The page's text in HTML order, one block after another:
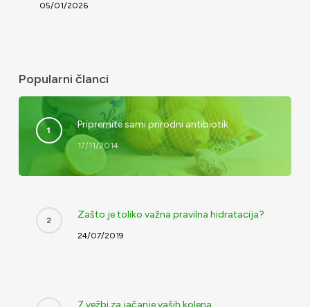
05/01/2026
Popularni članci
Pripremite sami prirodni antibiotik
17/11/2014
Zašto je toliko važna pravilna hidratacija?
24/07/2019